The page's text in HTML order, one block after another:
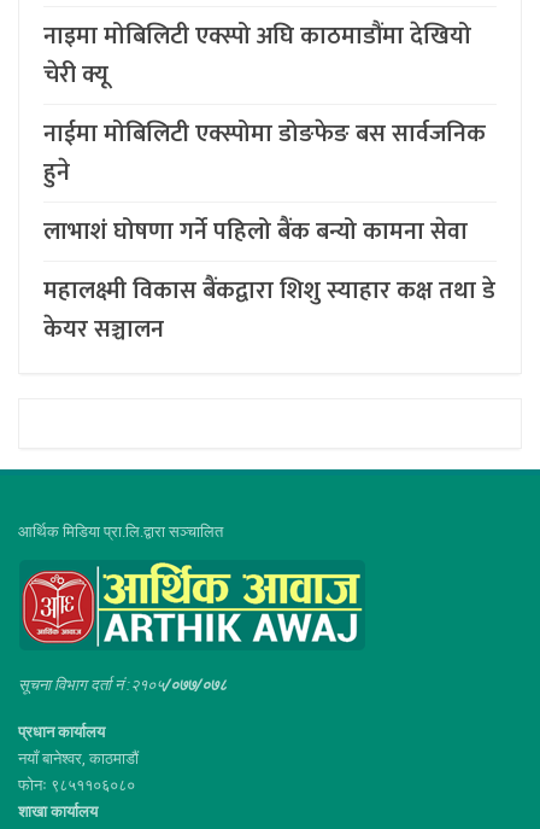
नाइमा मोबिलिटी एक्स्पो अघि काठमाडौंमा देखियो
चेरी क्यू
नाईमा मोबिलिटी एक्स्पोमा डोङफेङ बस सार्वजनिक
हुने
लाभाशं घोषणा गर्ने पहिलो बैंक बन्यो कामना सेवा
महालक्ष्मी विकास बैंकद्वारा शिशु स्याहार कक्ष तथा डे
केयर सञ्चालन
आर्थिक मिडिया प्रा.लि.द्वारा सञ्चालित
सूचना विभाग दर्ता नं :२१०५/०७७/०७८
प्रधान कार्यालय
नयाँ बानेश्वर, काठमाडौं
फोनः ९८५११०६०८०
शाखा कार्यालय